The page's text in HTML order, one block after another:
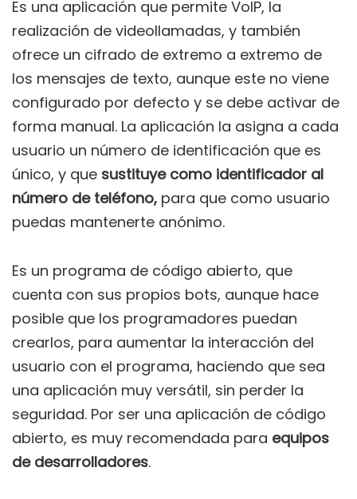
Es una aplicación que permite VoIP, la
realización de videollamadas, y también
ofrece un cifrado de extremo a extremo de
los mensajes de texto, aunque este no viene
configurado por defecto y se debe activar de
forma manual. La aplicación la asigna a cada
usuario un número de identificación que es
único, y que sustituye como identificador al
número de teléfono, para que como usuario
puedas mantenerte anónimo.
Es un programa de código abierto, que
cuenta con sus propios bots, aunque hace
posible que los programadores puedan
crearlos, para aumentar la interacción del
usuario con el programa, haciendo que sea
una aplicación muy versátil, sin perder la
seguridad. Por ser una aplicación de código
abierto, es muy recomendada para equipos
de desarrolladores.